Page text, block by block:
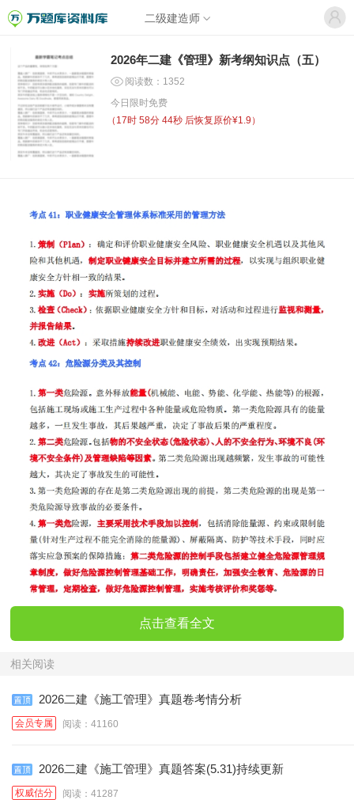
二级建造师
2026年二建《管理》新考纲知识点（五）
阅读数：1352
今日限时免费
（ 17时 58分 44秒 后恢复原价¥1.9）
点击查看全文
相关阅读
2026二建《施工管理》真题卷考情分析
会员专属 阅读：41160
2026二建《施工管理》真题答案(5.31)持续更新
权威估分 阅读：41287